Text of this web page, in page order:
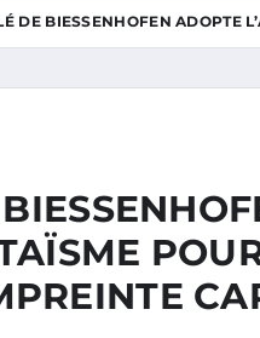
DE BIESSENHOFEN ADOPTE